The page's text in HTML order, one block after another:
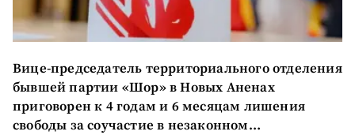
Вице-председатель территориального отделения
бывшей партии «Шор» в Новых Аненах
приговорен к 4 годам и 6 месяцам лишения
свободы за соучастие в незаконном